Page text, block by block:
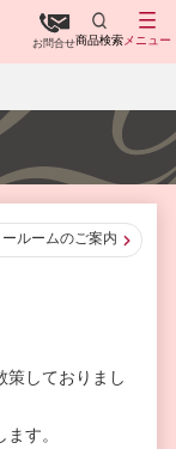
お問合せ商品検索 メニュー
ールームのご案内
策しておりまし
す。